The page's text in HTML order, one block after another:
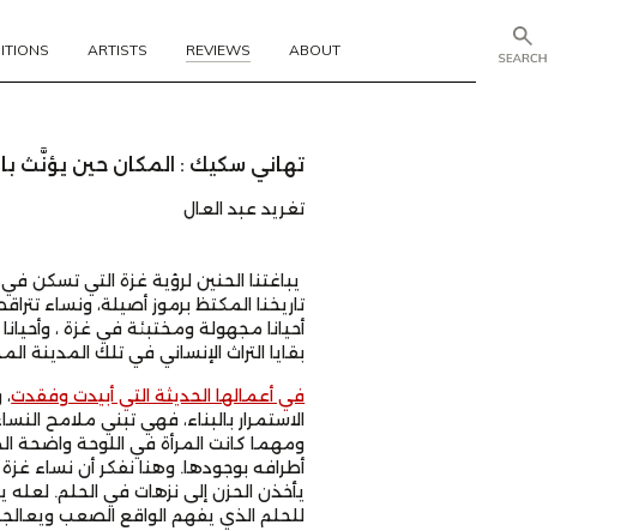
ARTISTS REVIEWS ABOUT
تهاني سكيك : المكان حين يؤنَّث
تغريد عبد العال
يباغتنا الحنين لرؤية غزة التي تسكن
تاريخنا المكتظ برموز أصيلة، ونساء
أحيانا مجهولة ومختبئة في غزة ،
بقايا التراث الإنساني في تلك المدينة
في أعمالها الحديثة التي أبيدت وفقدت
الاستمرار بالبناء، فهي تبني ملامح
ومهما كانت المرأة في اللوحة واضحة
أطرافه بوجودها. وهنا نفكر أن نساء
يأخذن الحزن إلى نزهات في الحلم.
للحلم الذي يفهم الواقع الصعب